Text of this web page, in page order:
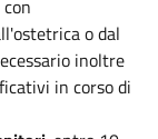
o dal
inoltre
in corso di